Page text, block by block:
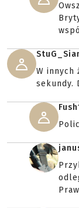
W innych
sekundy.